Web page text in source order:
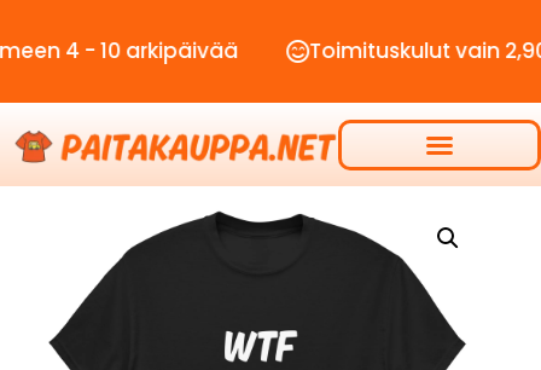
- 10 arkipäivää Toimituskulut vain 2,90€